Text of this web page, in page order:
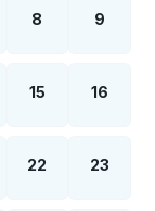
8 9
15 16
22 23